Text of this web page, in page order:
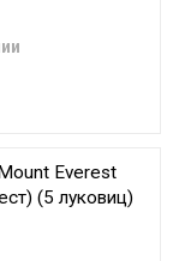
Everest
(5 луковиц)